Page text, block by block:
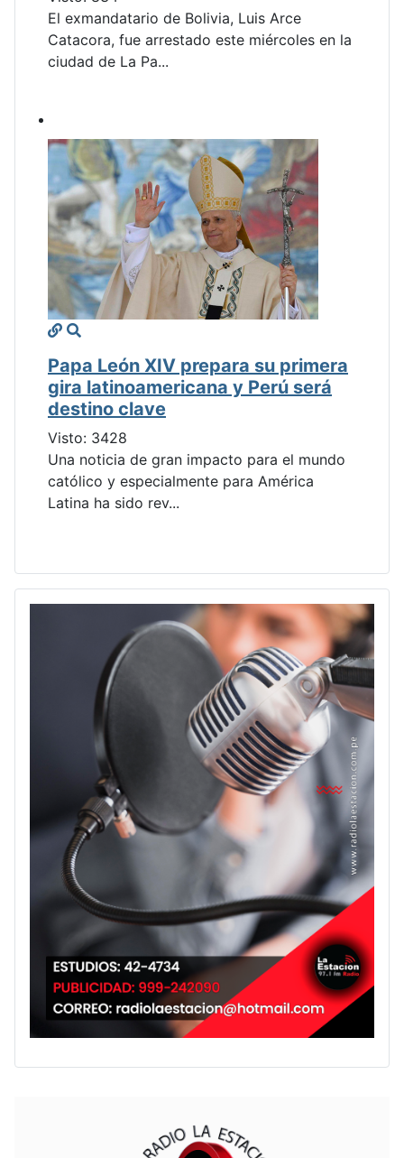
El exmandatario de Bolivia, Luis Arce
Catacora, fue arrestado este miércoles en la
ciudad de La Pa...
Papa León XIV prepara su primera
gira latinoamericana y Perú será
destino clave
Visto: 3428
Una noticia de gran impacto para el mundo
católico y especialmente para América
Latina ha sido rev...